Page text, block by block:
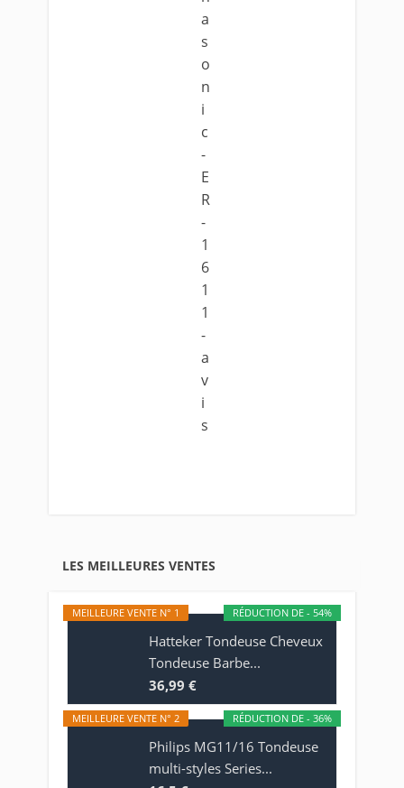
LES MEILLEURES VENTES
RÉDUCTION DE - 54%
MEILLEURE VENTE N° 1
Hatteker Tondeuse Cheveux
Tondeuse Barbe...
36,99 €
RÉDUCTION DE - 36%
MEILLEURE VENTE N° 2
Philips MG11/16 Tondeuse
multi-styles Series...